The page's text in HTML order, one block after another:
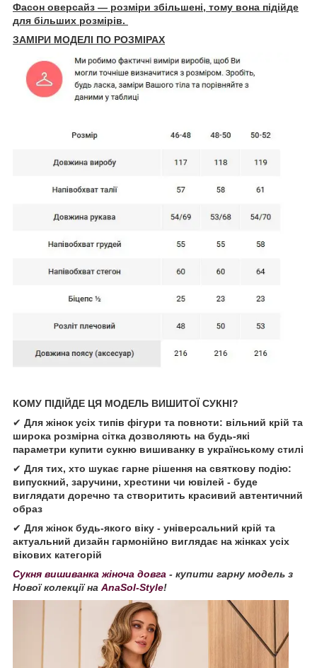
Фасон оверсайз — розміри збільшені, тому вона підійде
для більших розмірів.
ЗАМІРИ МОДЕЛІ ПО РОЗМІРАХ
КОМУ ПІДІЙДЕ ЦЯ МОДЕЛЬ ВИШИТОЇ СУКНІ?
✔ Для жінок усіх типів фігури та повноти: вільний крій та
широка розмірна сітка дозволяють на будь-які
параметри купити сукню вишиванку в українському стилі
✔ Для тих, хто шукає гарне рішення на святкову подію:
випускний, заручини, хрестини чи ювілей - буде
виглядати доречно та створитить красивий автентичний
образ
✔ Для жінок будь-якого віку - універсальний крій та
актуальний дизайн гармонійно виглядає на жінках усіх
вікових категорій
Сукня вишиванка жіноча довга - купити гарну модель з
Нової колекції на AnaSol-Style!